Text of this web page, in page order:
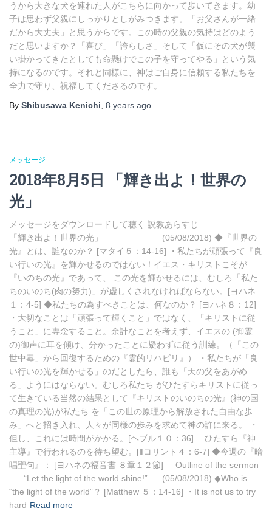
うから大きな犬を連れた人がこちらに向かって歩いてきます。幼
子は思わず父親にしっかりとしがみつきます。「お父さんが一緒
だから大丈夫」と思うからです。この時の父親の気持はどのよう
だと思いますか？「喜び」「誇らしさ」そして「仮にその犬が襲
い掛かってきたとしても命懸けでこの子を守ってやる」という気
持になるのです。それと同様に、神はご自身に信頼する私たちを
全力で守り、祝福してくださるのです。
By Shibusawa Kenichi 8 years ago
メッセージ
2018年8月5日 「輝き出よ！世界の
光」
メッセージをダウンロードして聴く 説教あらすじ
「輝き出よ！世界の光」 (05/08/2018) ◆『世界の
光』とは、誰なのか？ [マタイ５：14-16] ・私たちが頑張って『良
い行いの光』を輝かせるのではない！イエス・キリストこそが
『いのちの光』であって、 この光を輝かせるには、むしろ「私た
ちのいのち(肉の努力)」が虚しくされなければならない。[ヨハネ
１：4-5] ◆私たちの為すべきことは、何なのか？ [ヨハネ８：12]
・大切なことは「頑張って輝くこと」ではなく、「キリストに従
うこと」に専念すること。余計なことを考えず、イエスの (御霊
の)御声に耳を傾け、分かったことに疑わずに従う訓練。（「この
世中毒」から回復するための『霊的リハビリ』） ・私たちが「良
い行いの光を輝かせる」のだとしたら、誰も「天の父をあがめ
る」ようにはならない。むしろ私たち がひたすらキリストに従っ
て生きている当然の結果として『キリストのいのちの光』(神の国
の真理の光)が私たち を「この世の原理から解放された自由な歩
み」へと招き入れ、人々が同様の歩みを求めて神の許に来る。 ・
但し、これには時間がかかる。[ヘブル１０：36] ひたすら『神
主導』で行われるのを待ち望む。[Ⅱコリント４：6-7] ◆今週の『暗
唱聖句』： [ヨハネの福音書 ８章１２節] Outline of the sermon
“Let the light of the world shine!” (05/08/2018) ◆Who is
“the light of the world”？ [Matthew ５：14-16] ・It is not us to try
hard Read more